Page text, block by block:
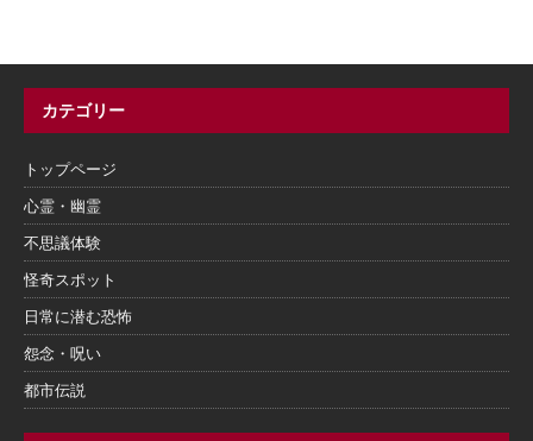
カテゴリー
トップページ
心霊・幽霊
不思議体験
怪奇スポット
日常に潜む恐怖
怨念・呪い
都市伝説